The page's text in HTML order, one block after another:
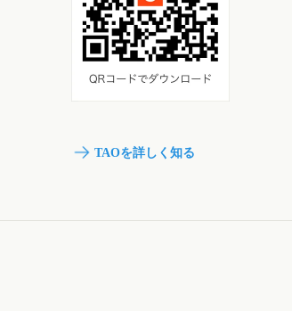
TAOを詳しく知る